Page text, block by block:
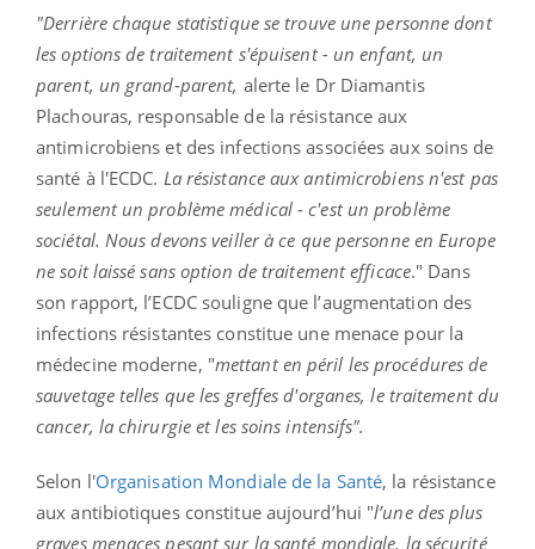
"Derrière chaque statistique se trouve une personne dont
les options de traitement s'épuisent - un enfant, un
parent, un grand-parent, alerte le Dr Diamantis
Plachouras, responsable de la résistance aux
antimicrobiens et des infections associées aux soins de
santé à l'ECDC. La résistance aux antimicrobiens n'est pas
seulement un problème médical - c'est un problème
sociétal. Nous devons veiller à ce que personne en Europe
ne soit laissé sans option de traitement efficace." Dans
son rapport, l’ECDC souligne que l’augmentation des
infections résistantes constitue une menace pour la
médecine moderne, "mettant en péril les procédures de
sauvetage telles que les greffes d'organes, le traitement du
cancer, la chirurgie et les soins intensifs".
Selon l'Organisation Mondiale de la Santé, la résistance
aux antibiotiques constitue aujourd’hui "l’une des plus
graves menaces pesant sur la santé mondiale, la sécurité